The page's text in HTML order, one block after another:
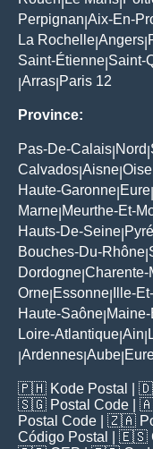
Perpignan Aix-En-
La Rochelle Angers
Saint-Étienne Saint-
Arras Paris 12
Province:
Pas-De-Calais Nord
Calvados Aisne Oise
Haute-Garonne Eure
Marne Meurthe-Et-
Hauts-De-Seine
Bouches-Du-Rhône
Dordogne Charente-
Orne Essonne Ille-
Haute-Saône
Loire-Atlantique Ain
Ardennes Aube
🇵🇭 Kode Postal |
🇸🇬 Postal Code |
Postal Code | 🇿🇦
Código Postal
| 🇪🇸